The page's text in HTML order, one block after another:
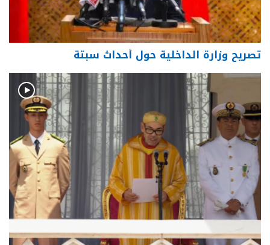
تصريح وزارة الداخلية حول أحداث سبتة